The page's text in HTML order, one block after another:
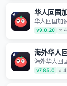
华人回国
华人回国加
点 无需注册
乐app,快人
止第三方对
v9.0.20 ⭐
海外华人
海外华人回
站地区版权
的哔哩哔哩
v7.85.0 ⭐